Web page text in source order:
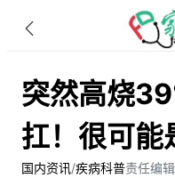
突然高烧
扛！很可能
国内资讯/疾病科普责任编